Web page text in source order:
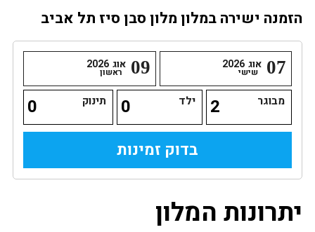
הזמנה ישירה במלון מלון סבן סיז תל אביב
07 אוג 2026
שישי 09 אוג 2026
ראשון
מבוגר ילד תינוק
יתרונות המלון